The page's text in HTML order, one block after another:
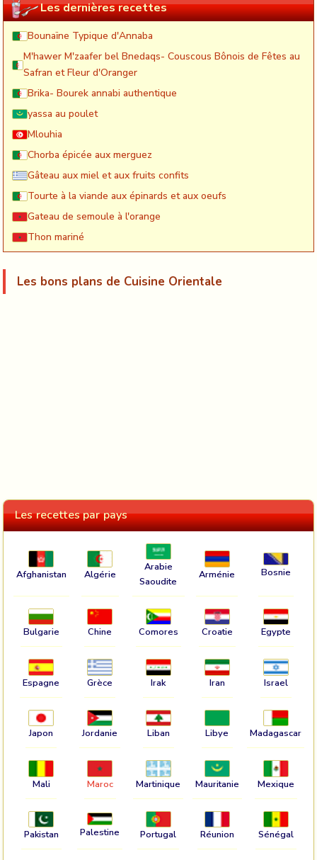
Les dernières recettes
Bounaïne Typique d'Annaba
M'hawer M'zaafer bel Bnedaqs- Couscous Bônois de Fêtes au
Safran et Fleur d'Oranger
Brika- Bourek annabi authentique
yassa au poulet
Mlouhia
Chorba épicée aux merguez
Gâteau aux miel et aux fruits confits
Tourte à la viande aux épinards et aux oeufs
Gateau de semoule à l'orange
Thon mariné
Les bons plans de Cuisine Orientale
Les recettes par pays
Afghanistan Algérie
Arabie
Saoudite
Arménie Bosnie
Bulgarie Chine Comores Croatie Egypte
Espagne Grèce Irak Iran Israel
Japon Jordanie Liban Libye Madagascar
Mali Maroc Martinique Mauritanie Mexique
Pakistan Palestine Portugal Réunion Sénégal